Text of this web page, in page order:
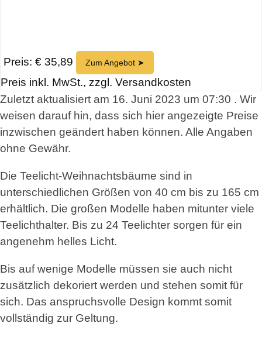
Preis: € 35,89 Zum Angebot ➤
Preis inkl. MwSt., zzgl. Versandkosten
Zuletzt aktualisiert am 16. Juni 2023 um 07:30 . Wir
weisen darauf hin, dass sich hier angezeigte Preise
inzwischen geändert haben können. Alle Angaben
ohne Gewähr.
Die Teelicht-Weihnachtsbäume sind in
unterschiedlichen Größen von 40 cm bis zu 165 cm
erhältlich. Die großen Modelle haben mitunter viele
Teelichthalter. Bis zu 24 Teelichter sorgen für ein
angenehm helles Licht.
Bis auf wenige Modelle müssen sie auch nicht
zusätzlich dekoriert werden und stehen somit für
sich. Das anspruchsvolle Design kommt somit
vollständig zur Geltung.